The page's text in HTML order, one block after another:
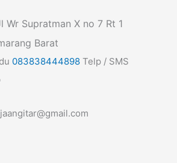
Wr Supratman X no 7 Rt 1
Barat
083838444898 Telp / SMS